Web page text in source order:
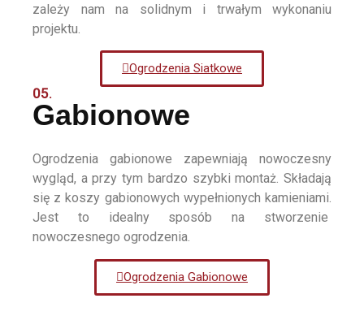
zależy nam na solidnym i trwałym wykonaniu
projektu.
Ogrodzenia Siatkowe
05.
Gabionowe
Ogrodzenia gabionowe zapewniają nowoczesny
wygląd, a przy tym bardzo szybki montaż. Składają
się z koszy gabionowych wypełnionych kamieniami.
Jest to idealny sposób na stworzenie
nowoczesnego ogrodzenia.
Ogrodzenia Gabionowe